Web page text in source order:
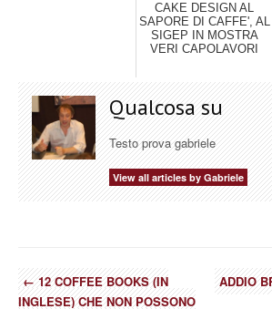
CAKE DESIGN AL
SAPORE DI CAFFE', AL
SIGEP IN MOSTRA
VERI CAPOLAVORI
Qualcosa su
Testo prova gabriele
View all articles by Gabriele
←12 COFFEE BOOKS (IN
INGLESE) CHE NON POSSONO
ADDIO